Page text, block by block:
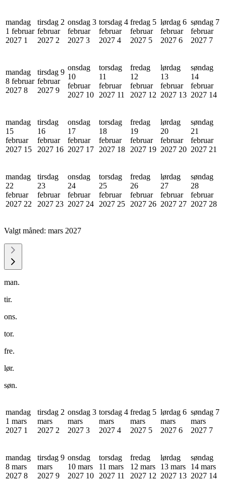
mandag
1 februar
2027 1
tirsdag 2
februar
2027 2
onsdag 3
februar
2027 3
torsdag 4
februar
2027 4
fredag 5
februar
2027 5
lørdag 6
februar
2027 6
søndag 7
februar
2027 7
mandag
8 februar
2027 8
tirsdag 9
februar
2027 9
onsdag
10
februar
2027 10
torsdag
11
februar
2027 11
fredag
12
februar
2027 12
lørdag
13
februar
2027 13
søndag
14
februar
2027 14
mandag
15
februar
2027 15
tirsdag
16
februar
2027 16
onsdag
17
februar
2027 17
torsdag
18
februar
2027 18
fredag
19
februar
2027 19
lørdag
20
februar
2027 20
søndag
21
februar
2027 21
mandag
22
februar
2027 22
tirsdag
23
februar
2027 23
onsdag
24
februar
2027 24
torsdag
25
februar
2027 25
fredag
26
februar
2027 26
lørdag
27
februar
2027 27
søndag
28
februar
2027 28
Valgt måned: mars 2027
man.
tir.
ons.
tor.
fre.
lør.
søn.
mandag
1 mars
2027 1
tirsdag 2
mars
2027 2
onsdag 3
mars
2027 3
torsdag 4
mars
2027 4
fredag 5
mars
2027 5
lørdag 6
mars
2027 6
søndag 7
mars
2027 7
mandag
8 mars
2027 8
tirsdag 9
mars
2027 9
onsdag
10 mars
2027 10
torsdag
11 mars
2027 11
fredag
12 mars
2027 12
lørdag
13 mars
2027 13
søndag
14 mars
2027 14